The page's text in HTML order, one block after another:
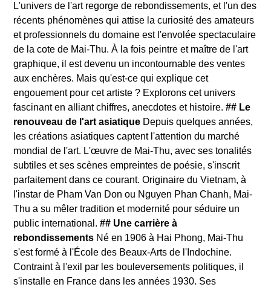
L'univers de l'art regorge de rebondissements, et l'un des
récents phénomènes qui attise la curiosité des amateurs
et professionnels du domaine est l'envolée spectaculaire
de la cote de Mai-Thu. À la fois peintre et maître de l'art
graphique, il est devenu un incontournable des ventes
aux enchères. Mais qu'est-ce qui explique cet
engouement pour cet artiste ? Explorons cet univers
fascinant en alliant chiffres, anecdotes et histoire.## Le
renouveau de l'art asiatique Depuis quelques années,
les créations asiatiques captent l'attention du marché
mondial de l'art. L'œuvre de Mai-Thu, avec ses tonalités
subtiles et ses scènes empreintes de poésie, s'inscrit
parfaitement dans ce courant. Originaire du Vietnam, à
l'instar de Pham Van Don ou Nguyen Phan Chanh, Mai-
Thu a su mêler tradition et modernité pour séduire un
public international.## Une carrière à
rebondissements Né en 1906 à Hai Phong, Mai-Thu
s'est formé à l'École des Beaux-Arts de l'Indochine.
Contraint à l'exil par les bouleversements politiques, il
s'installe en France dans les années 1930. Ses